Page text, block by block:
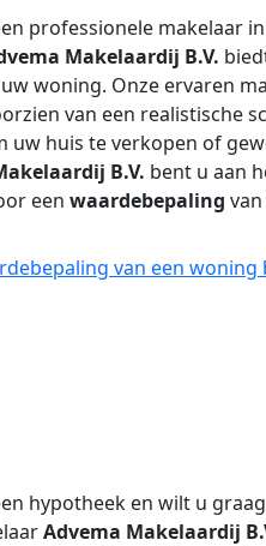
professionele makelaar
Makelaardij B.V.
woning. Onze ervaren
van een realistische
uw huis te verkopen of
B.V. bent u aan
een waardebepaling
van een woning
hypotheek en wilt u
Advema Makelaardij